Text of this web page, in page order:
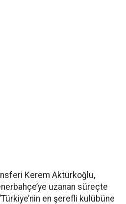
Kerem Aktürkoğlu,
uzanan süreçte
en şerefli kulübüne